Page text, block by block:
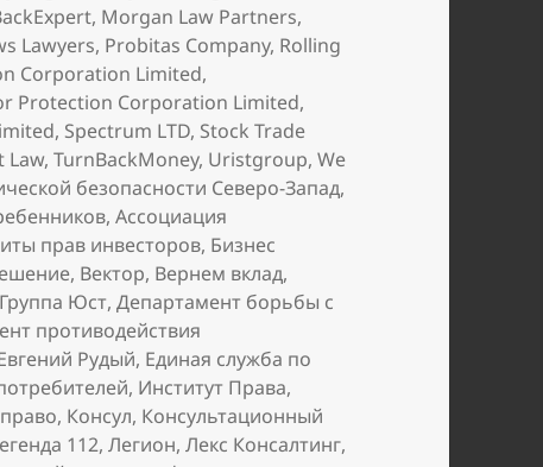
, Morgan Law Partners,
Lawyers, Probitas Company, Rolling
Corporation Limited,
Protection Corporation Limited,
, Spectrum LTD, Stock Trade
Law,TurnBackMoney, Uristgroup,We
безопасности Северо-Запад,
,Ассоциация
прав инвесторов, Бизнес
, Вектор, Вернем вклад,
Группа Юст,Департамент борьбы с
противодействия
Рудый, Единая служба по
, Институт Права,
, Консул, Консультационный
112,Легион,Лекс Консалтинг,